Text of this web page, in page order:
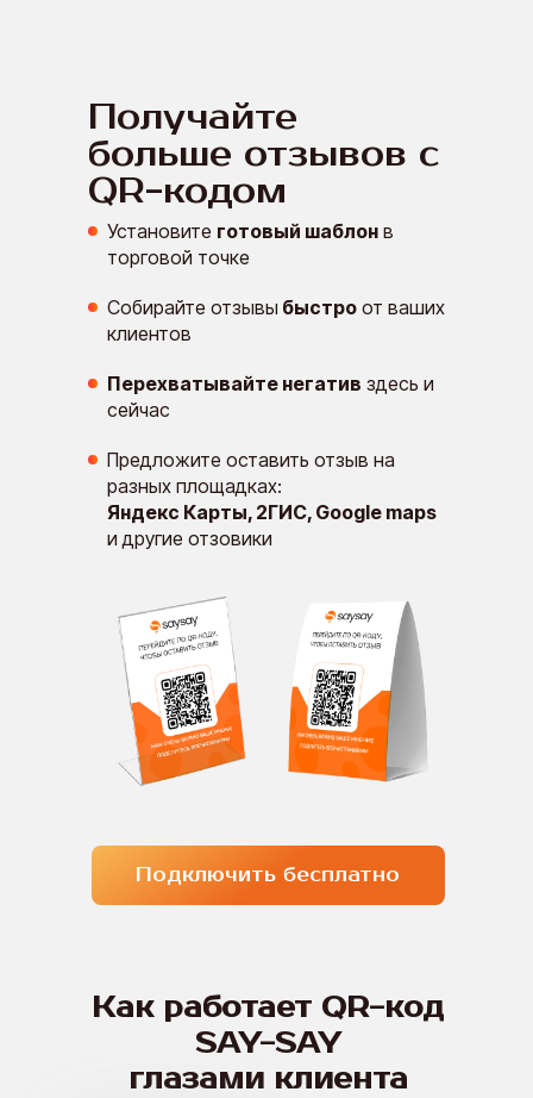
Возможности
Интеграции
Ниши
Цены
Компания
ПОПРОБОВАТЬ БЕСПЛАТНО
Получайте
больше отзывов с
QR-кодом
Перехватывайте негатив здесь и
сейчас
Установите готовый шаблон в
торговой точке
Предложите оставить отзыв на
разных площадках:
Яндекс Карты, 2ГИС, Google maps
и другие отзовики
Подключить бесплатно
Собирайте отзывы быстро от ваших
клиентов
Как работает QR-код
SAY-SAY
глазами клиента
Как работает QR-код
SAY-SAY
глазами клиента